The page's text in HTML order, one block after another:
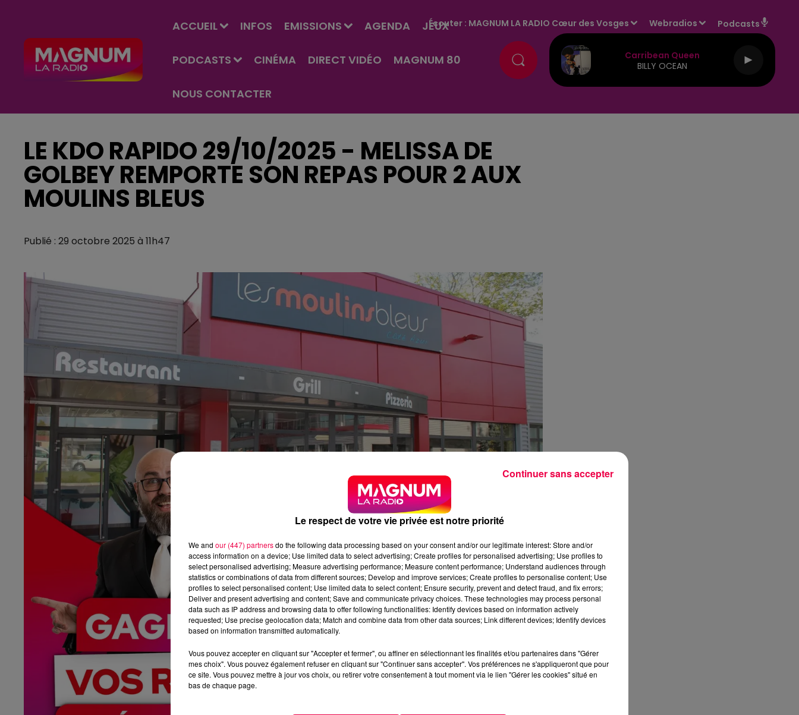
ACCUEIL INFOS EMISSIONS AGENDA JEUX
PODCASTS CINÉMA DIRECT VIDÉO MAGNUM 80
NOUS CONTACTER
Écouter : MAGNUM LA RADIO Cœur des Vosges Webradios Podcasts
Carribean Queen
BILLY OCEAN
LE KDO RAPIDO 29/10/2025 - MELISSA DE
GOLBEY REMPORTE SON REPAS POUR 2 AUX
MOULINS BLEUS
Publié : 29 octobre 2025 à 11h47
Le respect de votre vie privée est notre priorité
We and our (447) partnersdo the following data processing based on your consent and/or our legitimate interest: Store and/or
access information on a device; Use limited data to select advertising; Create profiles for personalised advertising; Use profiles to
select personalised advertising; Measure advertising performance; Measure content performance; Understand audiences through
statistics or combinations of data from different sources; Develop and improve services; Create profiles to personalise content; Use
profiles to select personalised content; Use limited data to select content; Ensure security, prevent and detect fraud, and fix errors;
Deliver and present advertising and content; Save and communicate privacy choices. These technologies may process personal
data such as IP address and browsing data to offer following functionalities: Identify devices based on information actively
requested; Use precise geolocation data; Match and combine data from other data sources; Link different devices; Identify devices
based on information transmitted automatically.
Vous pouvez accepter en cliquant sur "Accepter et fermer", ou affiner en sélectionnant les finalités et/ou partenaires dans "Gérer
mes choix". Vous pouvez également refuser en cliquant sur "Continuer sans accepter". Vos préférences ne s'appliqueront que pour
ce site. Vous pouvez mettre à jour vos choix, ou retirer votre consentement à tout moment via le lien "Gérer les cookies" situé en
bas de chaque page.
Continuer sans accepter